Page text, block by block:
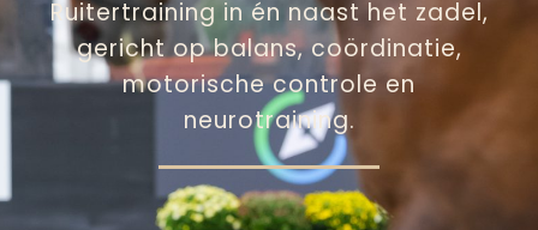
Ruitertraining in én naast het zadel,
gericht op balans, coördinatie,
motorische controle en
neurotraining.